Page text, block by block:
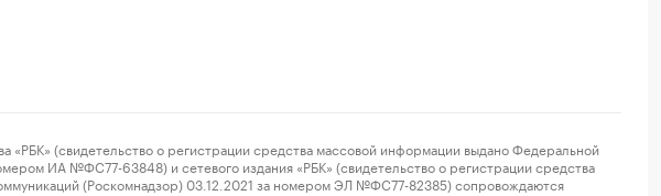
(свидетельство о регистрации средства массовой информации выдано Федеральной
ИА №ФС77-63848) и сетевого издания «РБК» (свидетельство о регистрации средства
(Роскомнадзор) 03.12.2021 за номером ЭЛ №ФС77-82385) сопровождаются